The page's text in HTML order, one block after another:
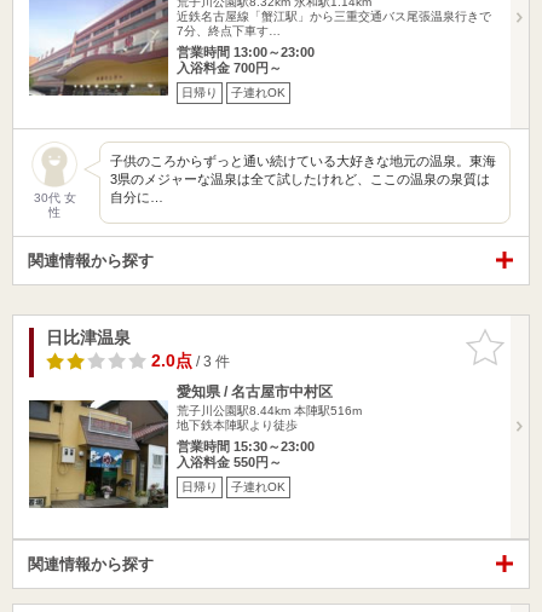
近鉄名古屋線「蟹江駅」から三重交通バス尾張温泉行きで
7分、終点下車す…
営業時間 13:00～23:00
入浴料金 700円～
日帰り 子連れOK
30代 女
性
子供のころからずっと通い続けている大好きな地元の温泉。東海
3県のメジャーな温泉は全て試したけれど、ここの温泉の泉質は
自分に…
関連情報から探す
お気に入
りに追加
日比津温泉
2.0点/ 3 件
愛知県 / 名古屋市中村区
荒子川公園駅8.44km 本陣駅516m
地下鉄本陣駅より徒歩
営業時間 15:30～23:00
入浴料金 550円～
日帰り 子連れOK
関連情報から探す